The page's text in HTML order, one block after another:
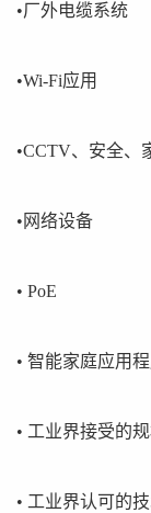
•厂外电缆系统
•Wi-Fi应用
•CCTV、安全、
•网络设备
• PoE
• 智能家庭应用
• 工业界接受的
• 工业界认可的